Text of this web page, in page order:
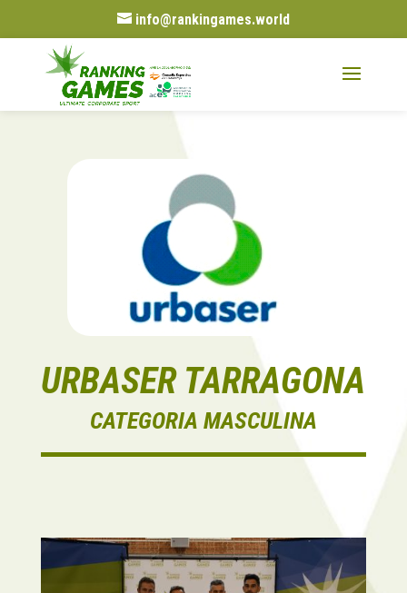
info@rankingames.world
URBASER TARRAGONA
CATEGORIA MASCULINA